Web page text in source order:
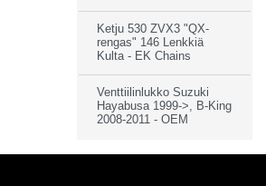
Ketju 530 ZVX3 "QX-
rengas" 146 Lenkkiä
Kulta - EK Chains
Venttiilinlukko Suzuki
Hayabusa 1999->, B-King
2008-2011 - OEM